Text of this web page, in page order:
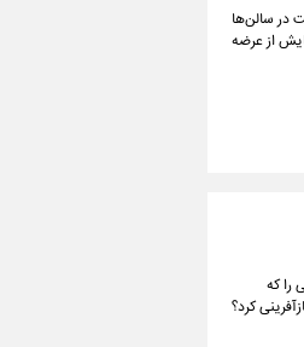
در سالن‌ها
از عرضه
را که
کرد؟